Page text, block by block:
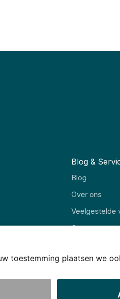
Blog &
Blog
Over ons
Veelgestelde
Contact
© JJ